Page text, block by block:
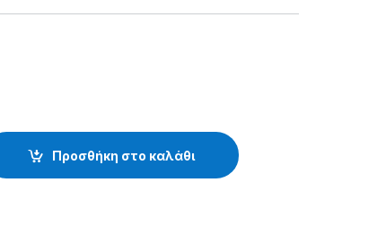
- 39.01.40.340 quantity
Προσθήκη στο καλάθι